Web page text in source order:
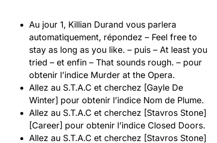
Au jour 1, Killian Durand vous parlera
automatiquement, répondez – Feel free to
stay as long as you like. – puis – At least you
tried – et enfin – That sounds rough. – pour
obtenir l’indice Murder at the Opera.
Allez au S.T.A.C et cherchez [Gayle De
Winter] pour obtenir l’indice Nom de Plume.
Allez au S.T.A.C et cherchez [Stavros Stone]
[Career] pour obtenir l’indice Closed Doors.
Allez au S.T.A.C et cherchez [Stavros Stone]